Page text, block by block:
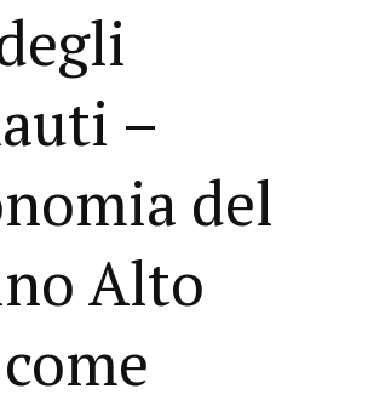
–
del
Alto